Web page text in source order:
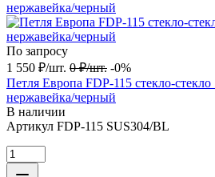
По запросу
1 550 ₽/шт. 0 ₽/шт. -0%
Петля Европа FDP-115 стекло-
нержавейка/черный
В наличии
Артикул FDP-115 SUS304/BL